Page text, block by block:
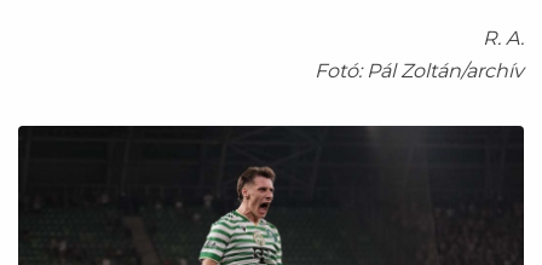
R. A.
Fotó: Pál Zoltán/archív